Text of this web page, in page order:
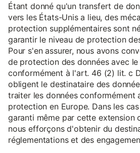
Étant donné qu'un transfert de
vers les États-Unis a lieu, des
protection supplémentaires sont
garantir le niveau de protection
Pour s'en assurer, nous avons
de protection des données avec le
conformément à l'art. 46 (2) lit. c
obligent le destinataire des
traiter les données conformément
protection en Europe. Dans les
garanti même par cette extension
nous efforçons d'obtenir du
réglementations et des